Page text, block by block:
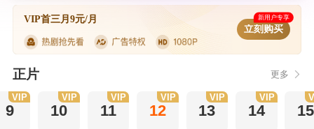
VIP首三月9元/月 新用户专享
立刻购买
正片 更多
9
VIP
10
VIP
11
VIP
12
VIP
13
VIP
14
VIP
15